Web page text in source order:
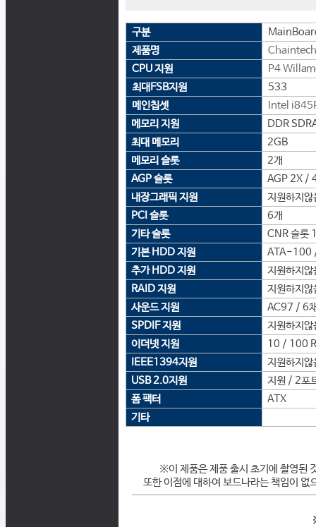
구분
제품명
Chaintech
CPU 지원
P4
최대FSB지원
533
메인칩셋
Intel
메모리 지원
DDR
최대 메모리
2GB
메모리 슬롯
2개
AGP 슬롯
AGP 2X /
내장그래픽 지원
지원하지않
PCI 슬롯
6개
기타 슬롯
CNR 슬롯
기본 HDD 지원
ATA-100
추가 HDD 지원
지원하지않
RAID 지원
지원하지않
사운드 지원
AC97 / 6
SPDIF 지원
지원하지않
이더넷 지원
10 / 100
IEEE1394지원
지원하지않
USB 2.0지원
지원 / 2포
폼 팩터
ATX
기타
※이 제품은 제품 출시 초기에 촬영된
또한 이점에 대하여 보드나라는 책임이 없